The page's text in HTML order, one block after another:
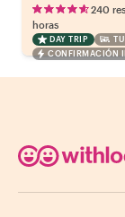
240
horas
DAY TRIP
CONFIRMACIÓN